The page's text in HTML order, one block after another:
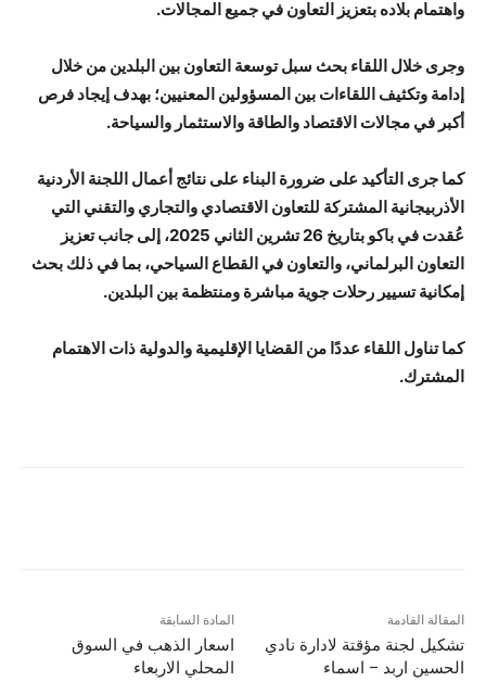
واهتمام بلاده بتعزيز التعاون في جميع المجالات.
وجرى خلال اللقاء بحث سبل توسعة التعاون بين البلدين من خلال
إدامة وتكثيف اللقاءات بين المسؤولين المعنيين؛ بهدف إيجاد فرص
أكبر في مجالات الاقتصاد والطاقة والاستثمار والسياحة.
كما جرى التأكيد على ضرورة البناء على نتائج أعمال اللجنة الأردنية
الأذربيجانية المشتركة للتعاون الاقتصادي والتجاري والتقني التي
عُقدت في باكو بتاريخ 26 تشرين الثاني 2025، إلى جانب تعزيز
التعاون البرلماني، والتعاون في القطاع السياحي، بما في ذلك بحث
إمكانية تسيير رحلات جوية مباشرة ومنتظمة بين البلدين.
كما تناول اللقاء عددًا من القضايا الإقليمية والدولية ذات الاهتمام
المشترك.
المادة السابقة
اسعار الذهب في السوق
المحلي الاربعاء
المقالة القادمة
تشكيل لجنة مؤقتة لادارة نادي
الحسين اربد – اسماء